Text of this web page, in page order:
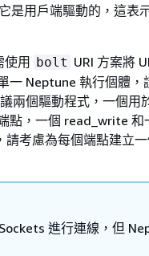
是用戶端驅動的，這表
用 bolt URI 方案將
一 Neptune 執行個體，
兩個驅動程式，一個用
點，一個 read_write 和
考慮為每個端點建立
進行連線，但